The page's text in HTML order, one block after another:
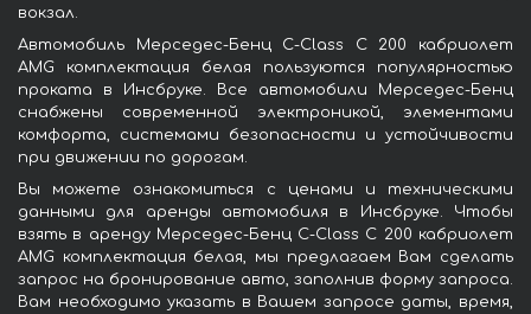
вокзал.
Автомобиль Мерседес-Бенц C-Class C 200 кабриолет
AMG комплектация белая пользуются популярностью
проката в Инсбруке. Все автомобили Мерседес-Бенц
снабжены современной электроникой, элементами
комфорта, системами безопасности и устойчивости
при движении по дорогам.
Вы можете ознакомиться с ценами и техническими
данными для аренды автомобиля в Инсбруке. Чтобы
взять в аренду Мерседес-Бенц C-Class C 200 кабриолет
AMG комплектация белая, мы предлагаем Вам сделать
запрос на бронирование авто, заполнив форму запроса.
Вам необходимо указать в Вашем запросе даты, время,